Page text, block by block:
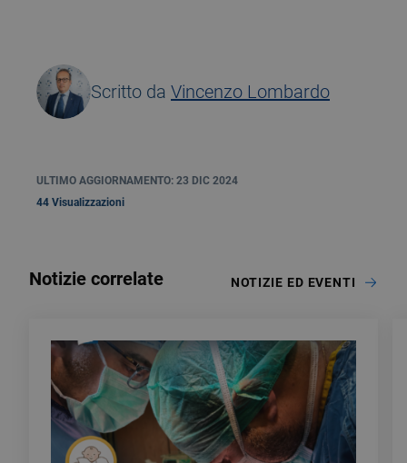
Scritto da Vincenzo Lombardo
ULTIMO AGGIORNAMENTO: 23 DIC 2024
44 Visualizzazioni
Notizie correlate NOTIZIE ED EVENTI